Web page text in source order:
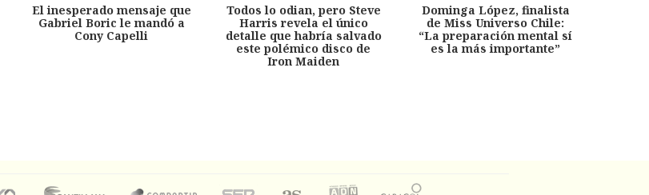
El inesperado mensaje que
Gabriel Boric le mandó a
Cony Capelli
Todos lo odian, pero Steve
Harris revela el único
detalle que habría salvado
este polémico disco de
Iron Maiden
Dominga López, finalista
de Miss Universo Chile:
“La preparación mental sí
es la más importante”